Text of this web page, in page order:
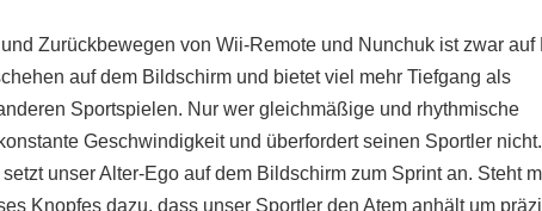
Zurückbewegen von Wii-Remote und Nunchuk ist zwar auf
auf dem Bildschirm und bietet viel mehr Tiefgang als
Sportspielen. Nur wer gleichmäßige und rhythmische
Geschwindigkeit und überfordert seinen Sportler nicht.
unser Alter-Ego auf dem Bildschirm zum Sprint an. Steht
Knopfes dazu, dass unser Sportler den Atem anhält um